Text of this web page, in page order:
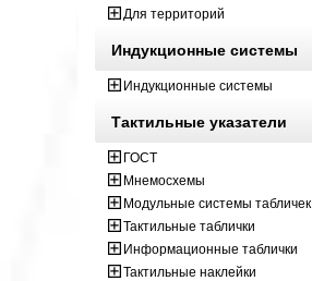
Для территорий
Индукционные системы
Индукционные системы
Тактильные указатели
ГОСТ
Мнемосхемы
Модульные системы табличек
Тактильные таблички
Информационные таблички
Тактильные наклейки